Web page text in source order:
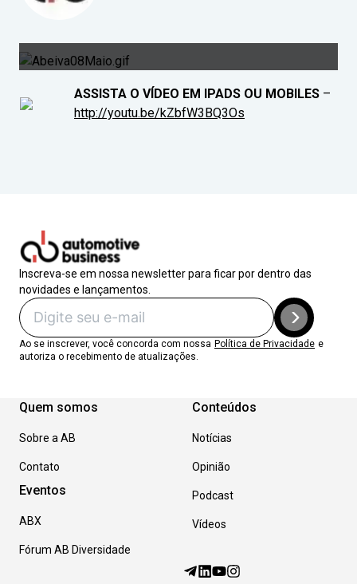
ASSISTA O VÍDEO EM IPADS OU MOBILES –
http://youtu.be/kZbfW3BQ3Os
Inscreva-se em nossa newsletter para ficar por dentro das
novidades e lançamentos.
Ao se inscrever, você concorda com nossa Política de Privacidade e
autoriza o recebimento de atualizações.
Quem somos
Sobre a AB
Contato
Eventos
ABX
Fórum AB Diversidade
Conteúdos
Notícias
Opinião
Podcast
Vídeos